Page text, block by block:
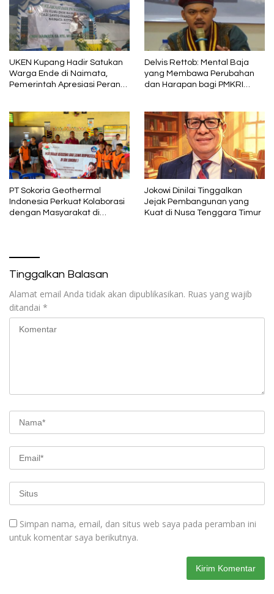
UKEN Kupang Hadir Satukan
Warga Ende di Naimata,
Pemerintah Apresiasi Peran
Delvis Rettob: Mental Baja
yang Membawa Perubahan
dan Harapan bagi PMKRI
PT Sokoria Geothermal
Indonesia Perkuat Kolaborasi
dengan Masyarakat di
Jokowi Dinilai Tinggalkan
Jejak Pembangunan yang
Kuat di Nusa Tenggara Timur
Tinggalkan Balasan
Alamat email Anda tidak akan dipublikasikan. Ruas yang wajib
ditandai *
Simpan nama, email, dan situs web saya pada peramban ini
untuk komentar saya berikutnya.